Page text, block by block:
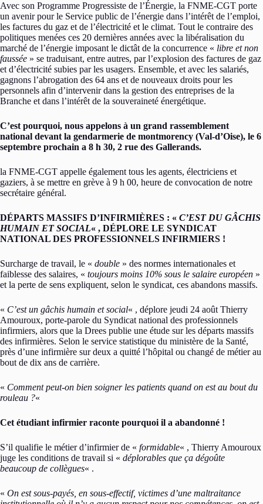
Avec son Programme Progressiste de l’Énergie, la FNME-CGT porte
un avenir pour le Service public de l’énergie dans l’intérêt de l’emploi,
les factures du gaz et de l’électricité et le climat. Tout le contraire des
politiques menées ces 20 dernières années avec la libéralisation du
marché de l’énergie imposant le dictât de la concurrence « libre et non
faussée » se traduisant, entre autres, par l’explosion des factures de gaz
et d’électricité subies par les usagers. Ensemble, et avec les salariés,
gagnons l’abrogation des 64 ans et de nouveaux droits pour les
personnels afin d’intervenir dans la gestion des entreprises de la
Branche et dans l’intérêt de la souveraineté énergétique.
C’est pourquoi, nous appelons à un grand rassemblement
national devant la gendarmerie de montmorency (Val-d’Oise), le 6
septembre prochain a 8 h 30, 2 rue des Gallerands.
la FNME-CGT appelle également tous les agents, électriciens et
gaziers, à se mettre en grève à 9 h 00, heure de convocation de notre
secrétaire général.
DÉPARTS MASSIFS D’INFIRMIÈRES : « C’EST DU GÂCHIS
HUMAIN ET SOCIAL« , DÉPLORE LE SYNDICAT
NATIONAL DES PROFESSIONNELS INFIRMIERS !
Surcharge de travail, le « double » des normes internationales et
faiblesse des salaires, « toujours moins 10% sous le salaire européen »
et la perte de sens expliquent, selon le syndicat, ces abandons massifs.
« C’est un gâchis humain et social« , déplore jeudi 24 août Thierry
Amouroux, porte-parole du Syndicat national des professionnels
infirmiers, alors que la Drees publie une étude sur les départs massifs
des infirmières. Selon le service statistique du ministère de la Santé,
près d’une infirmière sur deux a quitté l’hôpital ou changé de métier au
bout de dix ans de carrière.
« Comment peut-on bien soigner les patients quand on est au bout du
rouleau ?«
Cet étudiant infirmier raconte pourquoi il a abandonné !
S’il qualifie le métier d’infirmier de « formidable« , Thierry Amouroux
juge les conditions de travail si « déplorables que ça dégoûte
beaucoup de collègues« .
« On est sous-payés, en sous-effectif, victimes d’une maltraitance